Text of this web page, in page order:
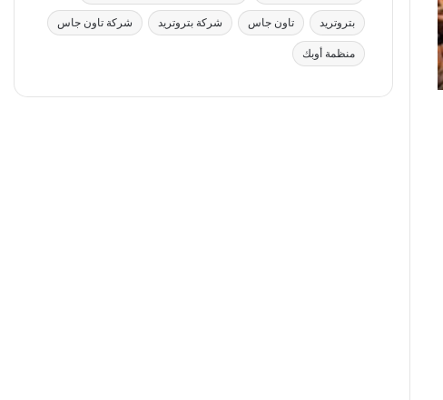
بتروتريد تاون جاس شركة بتروتريد شركة تاون جاس
منظمة أوبك